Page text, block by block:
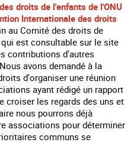
droits de l'enfants de l'ONU
Internationale des droits
au Comité des droits de
est consultable sur le site
contributions d'autres
avons demandé à la
d'organiser une réunion
ayant rédigé un rapport
croiser les regards des uns et
nous pourrons déjà
associations pour déterminer
communs se